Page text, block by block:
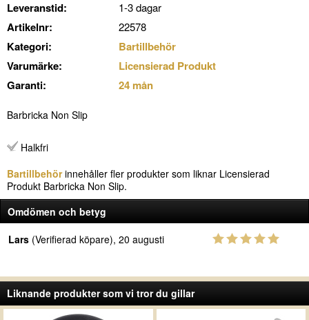
Leveranstid: 1-3 dagar
Artikelnr: 22578
Kategori:
Bartillbehör
Varumärke:
Licensierad Produkt
Garanti:
24 mån
Barbricka Non Slip
Halkfri
Bartillbehörinnehåller fler produkter som liknar Licensierad
Produkt Barbricka Non Slip.
Omdömen och betyg
Lars (Verifierad köpare), 20 augusti
Liknande produkter som vi tror du gillar